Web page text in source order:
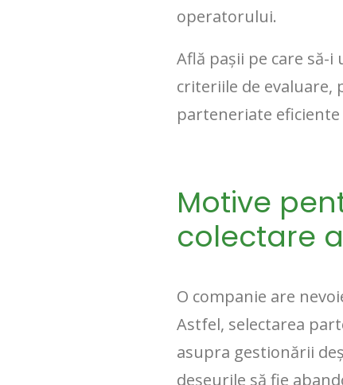
operatorului.
Află pașii pe care să-
criteriile de evaluare,
parteneriate
Motive
colectare
O companie are
Astfel, selectarea
asupra gestionării
deșeurile să fie